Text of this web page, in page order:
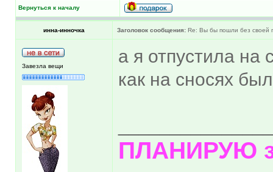
Вернуться к началу
инна-инночка Заголовок сообщения: Re: Вы бы пошли без своей
Завезла вещи
а я отпустила на
как на сносях
ПЛАНИРУЮ